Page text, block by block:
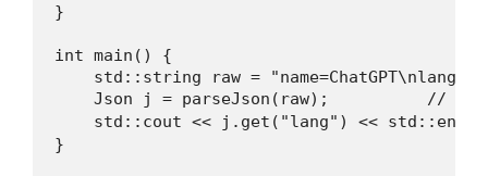
}
int main() {
std::string raw =
Json j = parseJson(raw);          // 期望
std::cout << j.get("lang") << std::endl;
}